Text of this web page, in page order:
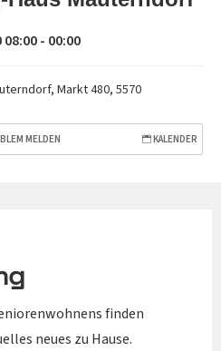
- 00:00
Markt 480, 5570
MELDEN KALENDER
finden
neues zu Hause.